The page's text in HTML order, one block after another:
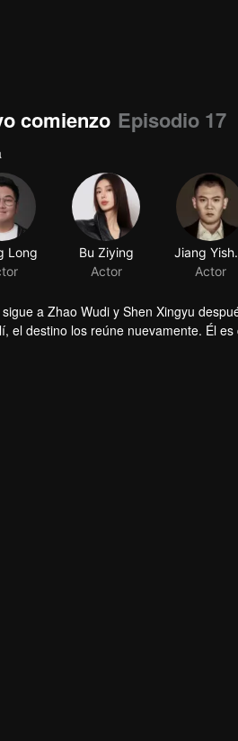
comienzo Episodio 17
a Zhao Wudi y Shen Xingyu
el destino los reúne nuevamente. Él
sobrevivir, Zhao Wudi recupera sus